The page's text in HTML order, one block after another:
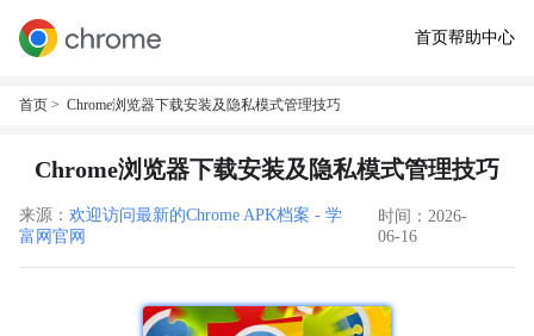
首页帮助中心
首页 > Chrome浏览器下载安装及隐私模式管理技巧
Chrome浏览器下载安装及隐私模式管理技巧
来源： 欢迎访问最新的Chrome APK档案 - 学
富网官网
时间：2026-
06-16